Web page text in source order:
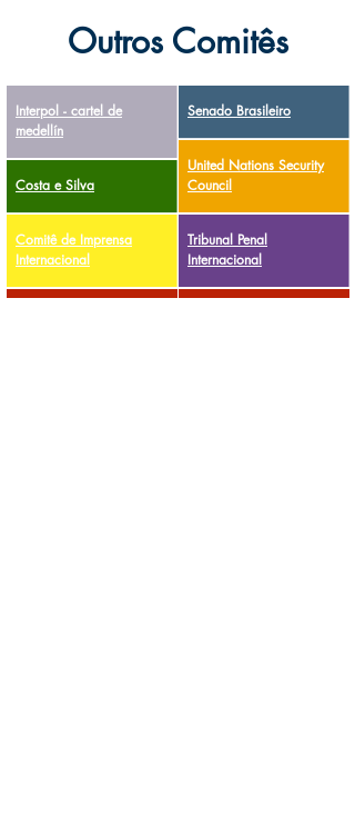
Outros Comitês
Interpol - cartel de
medellín
Costa e Silva
Comitê de Imprensa
Internacional
Senado Brasileiro
United Nations Security
Council
Tribunal Penal
Internacional